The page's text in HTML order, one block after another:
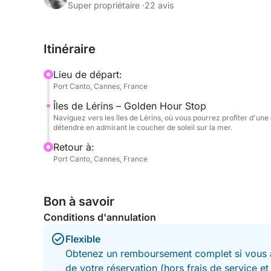
rafraîchissante, un moment de détente à bord ou
À bord, tout est pensé pour sublimer votre
profiter du calme de la mer ou célébrer un
crée une atmosphère unique, rendant chaque
Alors que le soleil disparaît à l'horizon, le littoral
Cannes la nuit : élégante, vibrante et pleine de
Idéale pour les couples, les amis ou les petits
capture l'essence même de la Riviera : une
sur la mer.
Super propriétaire ·22 avis
Itinéraire
Lieu de départ:
Port Canto, Cannes, France
Îles de Lérins – Golden Hour Stop
Naviguez vers les îles de Lérins, où vous pourrez profiter
détendre en admirant le coucher de soleil sur la mer.
Retour à:
Port Canto, Cannes, France
Bon à savoir
Conditions d'annulation
Flexible
Obtenez un remboursement complet si
de votre réservation (hors frais de service